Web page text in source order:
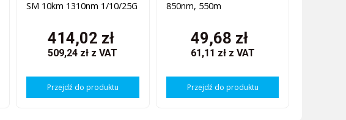
SM 10km 1310nm 1/10/25G
414,02 zł
509,24 zł z VAT
Przejdź do produktu
850nm, 550m
49,68 zł
61,11 zł z VAT
Przejdź do produktu